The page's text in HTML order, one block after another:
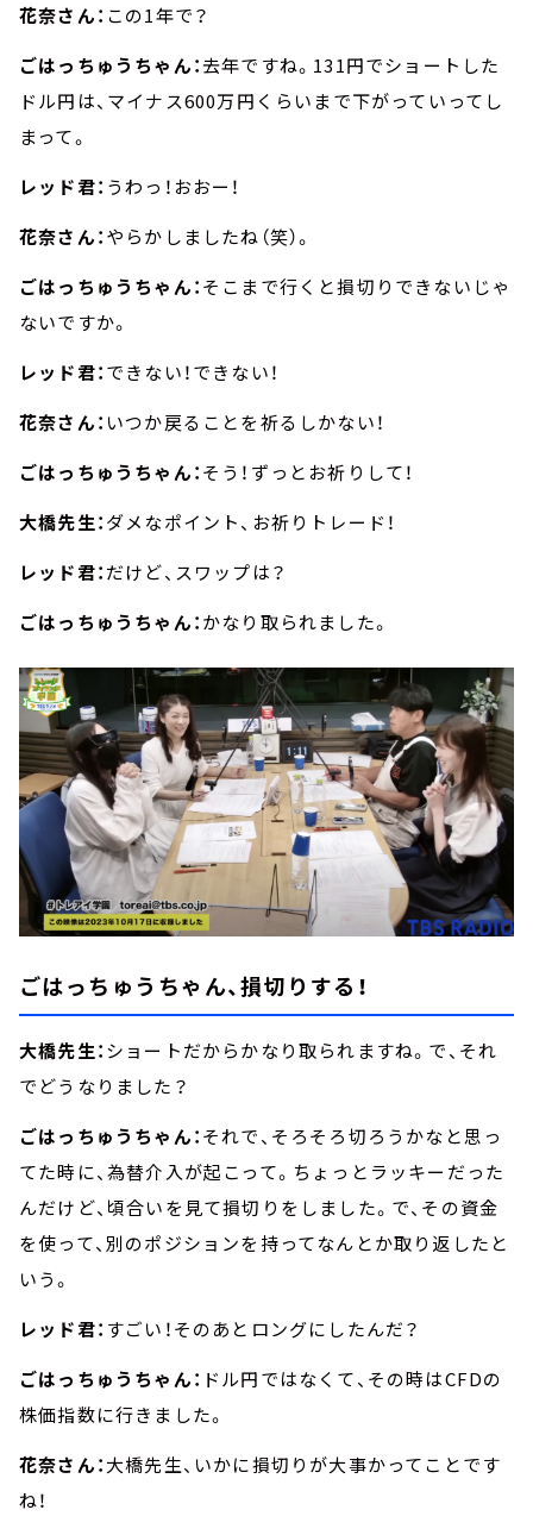
花奈さん： この1年で？
ごはっちゅうちゃん：去年ですね。131円でショートした
ドル円は、マイナス600万円くらいまで下がっていってし
まって。
レッド君： うわっ！おおー！
花奈さん：やらかしましたね（笑）。
ごはっちゅうちゃん：そこまで行くと損切りできないじゃ
ないですか。
レッド君：できない！できない！
花奈さん： いつか戻ることを祈るしかない！
ごはっちゅうちゃん：そう！ずっとお祈りして！
大橋先生：ダメなポイント、お祈りトレード！
レッド君：だけど、スワップは？
ごはっちゅうちゃん：かなり取られました。
ごはっちゅうちゃん、損切りする！
大橋先生：ショートだからかなり取られますね。で、それ
でどうなりました？
ごはっちゅうちゃん：それで、そろそろ切ろうかなと思っ
てた時に、為替介入が起こって。ちょっとラッキーだった
んだけど、頃合いを見て損切りをしました。で、その資金
を使って、別のポジションを持ってなんとか取り返したと
いう。
レッド君： すごい！そのあとロングにしたんだ？
ごはっちゅうちゃん： ドル円ではなくて、その時はCFDの
株価指数に行きました。
花奈さん：大橋先生、いかに損切りが大事かってことです
ね！